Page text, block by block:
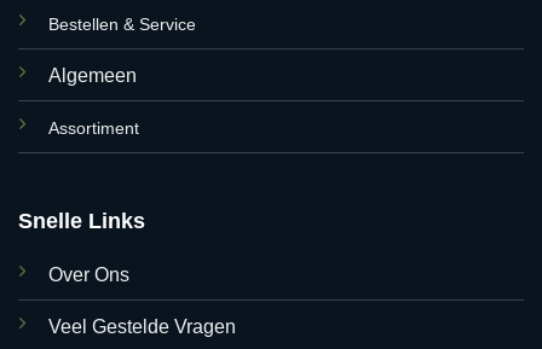
Bestellen & Service
Algemeen
Assortiment
Snelle Links
Over Ons
Veel Gestelde Vragen